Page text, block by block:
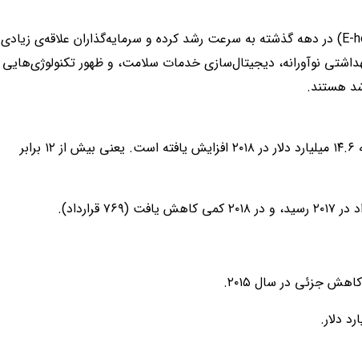
این نمودار نشان می‌دهد که صنعت سلامت دیجیتال (E-health) در دهه گذشته به سرعت رشد کرده و سرمایه‌گذاران علاقه‌ی زیادی
نوآورانه، دیجیتال‌سازی خدمات سلامت، و ظهور تکنولوژی‌هایی
هستند.
رشد سرمایه‌گذاری: سرمایه‌گذاری از ۱.۲ میلیارد دلار در ۲۰۱۰ به ۱۴.۶ میلیارد دلار در ۲۰۱۸ افزایش یافته است. یعنی بیش از ۱۲ برابر